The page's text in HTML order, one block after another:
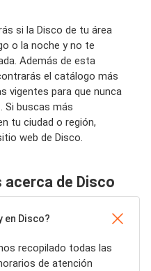
si la Disco de tu área
o la noche y no te
Además de esta
el catálogo más
vigentes para que nunca
Si buscas más
tu ciudad o región,
web de Disco.
de Disco
en Disco?
recopilado todas las
de atención